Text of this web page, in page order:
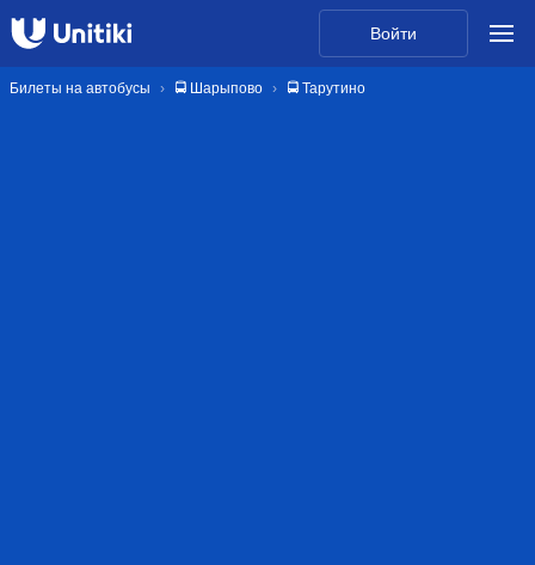
Войти
Билеты на автобусы 🚍 Шарыпово 🚍 Тарутино